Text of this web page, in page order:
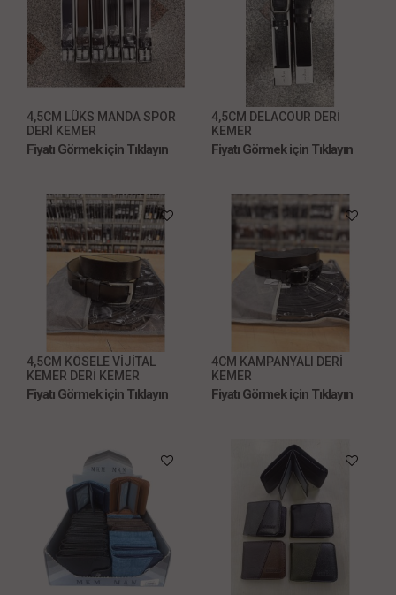
4,5CM LÜKS MANDA SPOR
DERİ KEMER
Fiyatı Görmek için Tıklayın
4,5CM DELACOUR DERİ
KEMER
Fiyatı Görmek için Tıklayın
4,5CM KÖSELE VİJİTAL
KEMER DERİ KEMER
Fiyatı Görmek için Tıklayın
4CM KAMPANYALI DERİ
KEMER
Fiyatı Görmek için Tıklayın